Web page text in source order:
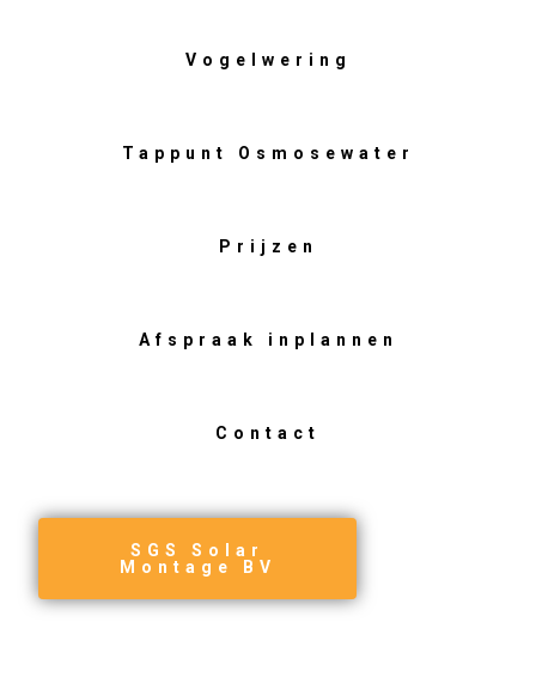
Vogelwering
Tappunt Osmosewater
Prijzen
Afspraak inplannen
Contact
SGS Solar
Montage BV